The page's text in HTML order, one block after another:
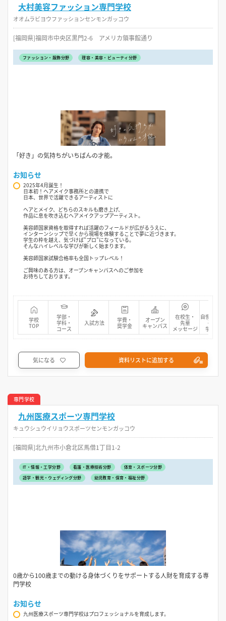
大村美容ファッション専門学校
オオムラビヨウファッションセンモンガッコウ
[福岡県]福岡市中央区黒門2-6 アメリカ領事館通り
ファッション・服飾分野 理容・美容・ビューティ分野
「好き」の気持ちがいちばんの才能。
お知らせ
2025年4月誕生！
日本初！ヘアメイク事務所との連携で
日本、世界で活躍できるアーティストに
ヘアとメイク、どちらのスキルも磨き上げ、
作品に息を吹き込むヘアメイクアップアーティスト。
美容師国家資格を取得すれば活躍のフィールドが広がるうえに、
インターンシップで早くから現場を体験することで夢に近づきます。
学生の枠を越え、気づけば"プロ"になっている。
そんなハイレベルな学びが新しく始まります。
美容師国家試験合格率も全国トップレベル！
ご興味のある方は、オープンキャンパスへのご参加を
お待ちしております。
学校
TOP
学部・
学科・
コース
入試方法
学費・
奨学金
オープン
キャンパス
在校生・
先輩
メッセージ
自慢の先
研究・
学生活動
気になる 資料リストに追加する
専門学校
九州医療スポーツ専門学校
キュウシュウイリョウスポーツセンモンガッコウ
[福岡県]北九州市小倉北区馬借1丁目1-2
IT・情報・工学分野 看護・医療技術分野
体育・スポーツ分野
語学・観光・ウェディング分野
幼児教育・保育・福祉分野
0歳から100歳までの動ける身体づくりをサポートする人財を育成する専
門学校
お知らせ
九州医療スポーツ専門学校はプロフェッショナルを育成します。